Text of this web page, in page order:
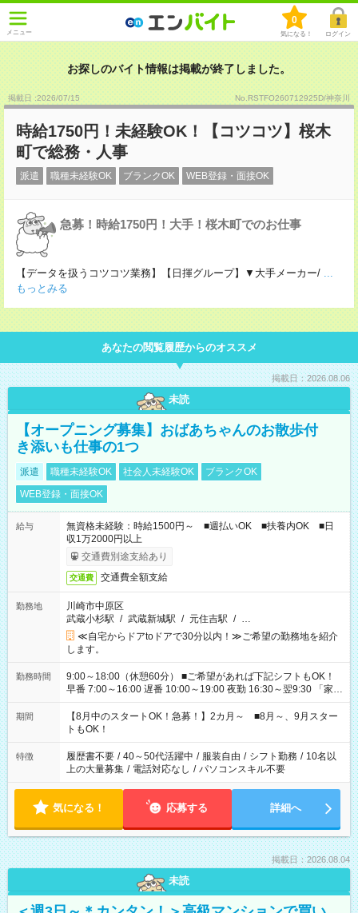
メニュー
0
気になる！ ログイン
お探しのバイト情報は掲載が終了しました。
掲載日 :2026/07/15 No.RSTFO260712925D/神奈川
時給1750円！未経験OK！【コツコツ】桜木
町で総務・人事
派遣 職種未経験OK ブランクOK WEB登録・面接OK
急募！時給1750円！大手！桜木町でのお仕事
【データを扱うコツコツ業務】【日揮グループ】▼大手メーカー/ ...
もっとみる
あなたの閲覧履歴からのオススメ
掲載日：2026.08.06
未読
【オープニング募集】おばあちゃんのお散歩付
き添いも仕事の1つ
派遣 職種未経験OK 社会人未経験OK
ブランクOK
WEB登録・面接OK
給与
無資格未経験：時給1500円～ ■週払いOK ■扶養内OK ■日
収1万2000円以上
交通費別途支給あり
交通費 交通費全額支給
勤務地
川崎市中原区
武蔵小杉駅 / 武蔵新城駅 / 元住吉駅 / …
≪自宅からドアtoドアで30分以内！≫ご希望の勤務地を紹介
します。
勤務時間
9:00～18:00（休憩60分） ■ご希望があれば下記シフトもOK！
早番 7:00～16:00 遅番 10:00～19:00 夜勤 16:30～翌9:30 「家族
と休みを合わせたい」 「余裕を持って夕飯の準備がしたい」
「できれば残業はしたくない」 など、ご希望を教えてください
ね。 ※Wワーク希望の方へ 今ご覧のお仕事で希望する勤務時間
と、もう1つのお仕事の勤務時間。 合計で週40時間を超える場
合は応募できません。
期間
【8月中のスタートOK！急募！】2カ月～ ■8月～、9月スター
トもOK！
特徴 履歴書不要 / 40～50代活躍中 / 服装自由 / シフト勤務 / 10名以
上の大量募集 / 電話対応なし / パソコンスキル不要
気になる！ 応募する 詳細へ
掲載日：2026.08.04
未読